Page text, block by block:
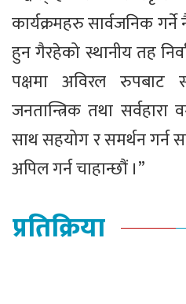
कार्यक्रमहरु सार्वजनिक
हुन गैरहेको स्थानीय तह
पक्षमा अविरल रुपबाट
जनतान्त्रिक तथा सर्वहारा
साथ सहयोग र समर्थन गर्न
अपिल गर्न चाहान्छौं ।”
प्रतिक्रिया